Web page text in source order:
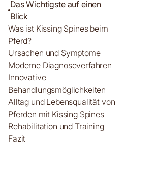
Das Wichtigste auf einen
Blick
Was ist Kissing Spines beim
Pferd?
Ursachen und Symptome
Moderne Diagnoseverfahren
Innovative
Behandlungsmöglichkeiten
Alltag und Lebensqualität von
Pferden mit Kissing Spines
Rehabilitation und Training
Fazit